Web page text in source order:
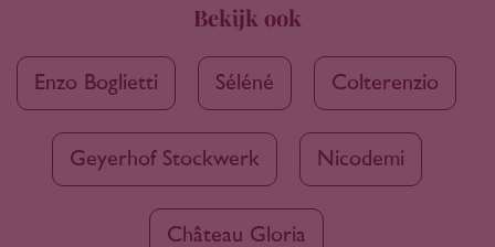
Bekijk ook
Enzo Boglietti Séléné Colterenzio
Geyerhof Stockwerk Nicodemi
Château Gloria